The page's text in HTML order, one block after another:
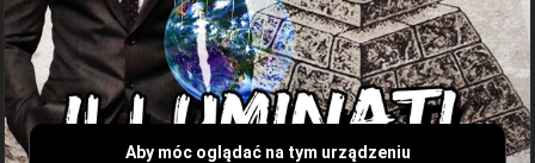
Aby móc oglądać na tym urządzeniu